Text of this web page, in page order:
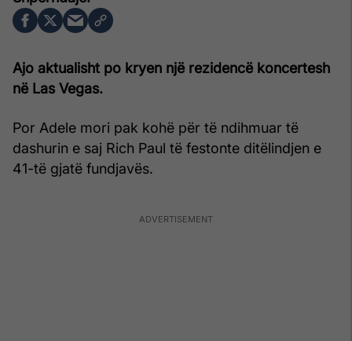
Ajo aktualisht po kryen një rezidencë koncertesh
në Las Vegas.
Por Adele mori pak kohë për të ndihmuar të
dashurin e saj Rich Paul të festonte ditëlindjen e
41-të gjatë fundjavës.